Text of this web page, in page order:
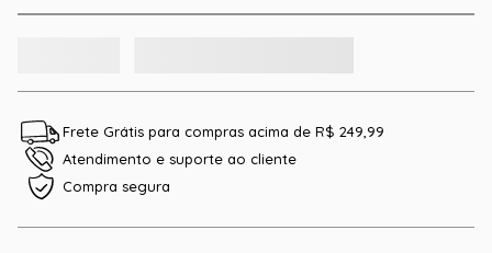
Frete Grátis para compras acima de R$ 249,99
Atendimento e suporte ao cliente
Compra segura